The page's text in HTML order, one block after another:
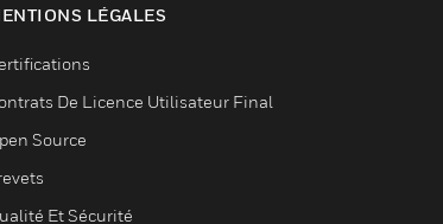
LÉGALES
De Licence Utilisateur Final
Source
Et Sécurité